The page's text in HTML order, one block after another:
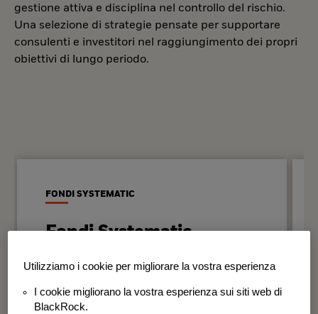
gestione attiva e disciplina nel controllo del rischio.
Una selezione di strategie pensate per supportare
consulenti e investitori nel raggiungimento dei propri
obiettivi di lungo periodo.
FONDI SYSTEMATIC
Fondi Systematic
Strategie quantitative basate sui dati
disciplinato e coerente nel tempo.
Utilizziamo i cookie per migliorare la vostra esperienza
I cookie migliorano la vostra esperienza sui siti web di
BlackRock.